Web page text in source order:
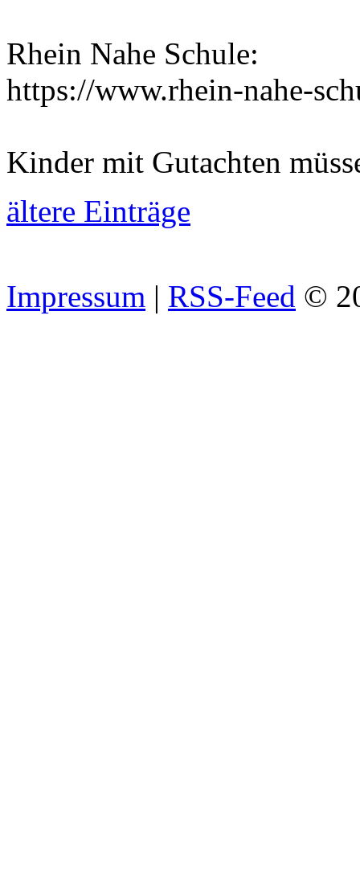
Rhein Nahe Schule:
https://www.rhein-nahe-
Kinder mit Gutachten
ältere Einträge
Impressum | RSS-Feed ©